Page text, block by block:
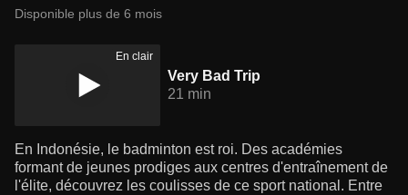
Disponible plus de 6 mois
En clair
Very Bad Trip
21 min
En Indonésie, le badminton est roi. Des académies
formant de jeunes prodiges aux centres d'entraînement de
l'élite, découvrez les coulisses de ce sport national. Entre